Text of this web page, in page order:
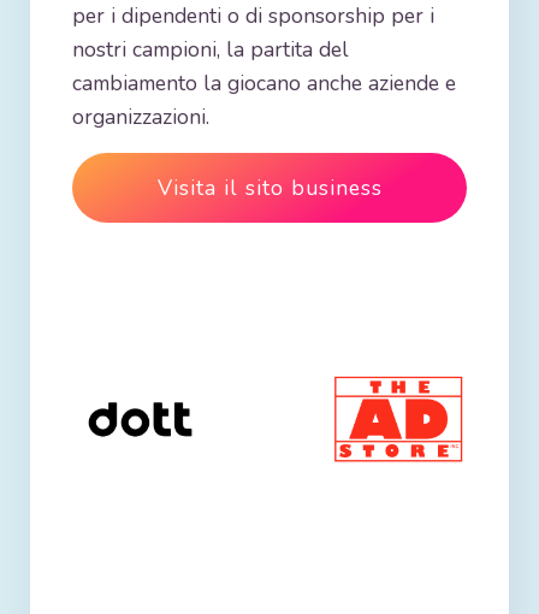
per i dipendenti o di sponsorship per i
nostri campioni, la partita del
cambiamento la giocano anche aziende e
organizzazioni.
Visita il sito business